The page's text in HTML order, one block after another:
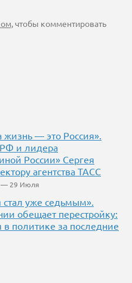
, чтобы комментировать
жизнь — это Россия».
и лидера
России» Сергея
агентства ТАСС
— 29 Июля
уже седьмым».
обещает перестройку:
политике за последние